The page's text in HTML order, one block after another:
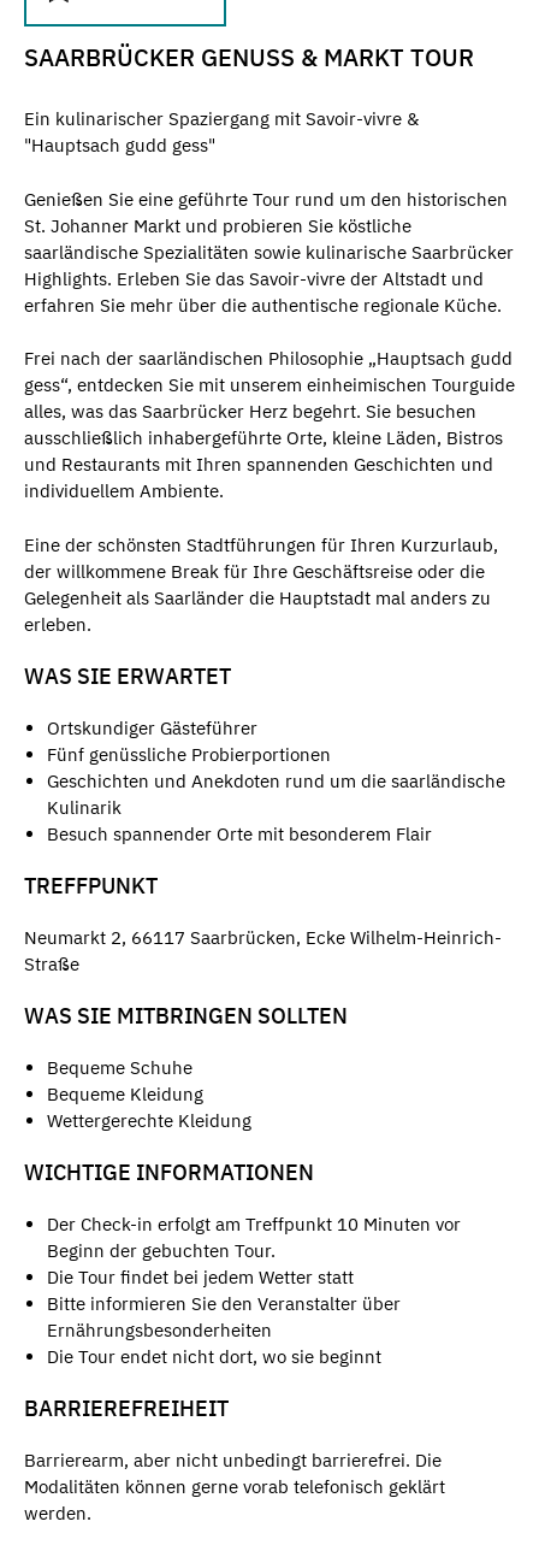
SAARBRÜCKER GENUSS & MARKT TOUR
Ein kulinarischer Spaziergang mit Savoir-vivre &
"Hauptsach gudd gess"
Genießen Sie eine geführte Tour rund um den historischen
St. Johanner Markt und probieren Sie köstliche
saarländische Spezialitäten sowie kulinarische Saarbrücker
Highlights. Erleben Sie das Savoir-vivre der Altstadt und
erfahren Sie mehr über die authentische regionale Küche.
Frei nach der saarländischen Philosophie „Hauptsach gudd
gess“, entdecken Sie mit unserem einheimischen Tourguide
alles, was das Saarbrücker Herz begehrt. Sie besuchen
ausschließlich inhabergeführte Orte, kleine Läden, Bistros
und Restaurants mit Ihren spannenden Geschichten und
individuellem Ambiente.
Eine der schönsten Stadtführungen für Ihren Kurzurlaub,
der willkommene Break für Ihre Geschäftsreise oder die
Gelegenheit als Saarländer die Hauptstadt mal anders zu
erleben.
WAS SIE ERWARTET
Ortskundiger Gästeführer
Fünf genüssliche Probierportionen
Geschichten und Anekdoten rund um die saarländische
Kulinarik
Besuch spannender Orte mit besonderem Flair
TREFFPUNKT
Neumarkt 2, 66117 Saarbrücken, Ecke Wilhelm-Heinrich-
Straße
WAS SIE MITBRINGEN SOLLTEN
Bequeme Schuhe
Bequeme Kleidung
Wettergerechte Kleidung
WICHTIGE INFORMATIONEN
Der Check-in erfolgt am Treffpunkt 10 Minuten vor
Beginn der gebuchten Tour.
Die Tour findet bei jedem Wetter statt
Bitte informieren Sie den Veranstalter über
Ernährungsbesonderheiten
Die Tour endet nicht dort, wo sie beginnt
BARRIEREFREIHEIT
Barrierearm, aber nicht unbedingt barrierefrei. Die
Modalitäten können gerne vorab telefonisch geklärt
werden.